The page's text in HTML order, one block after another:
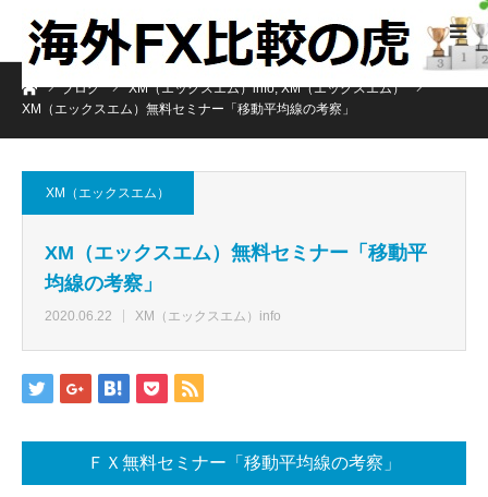
ホームブログ XM（エックスエム）info, XM（エックスエム）
XM（エックスエム）無料セミナー「移動平均線の考察」
XM（エックスエム）
XM（エックスエム）無料セミナー「移動平
均線の考察」
2020.06.22 XM（エックスエム）info
ＦＸ無料セミナー「移動平均線の考察」